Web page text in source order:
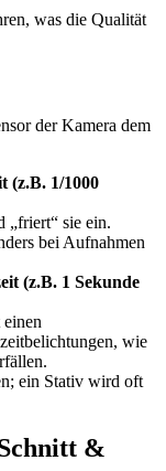
was die Qualität
der Kamera dem
(z.B. 1/1000
„friert“ sie ein.
bei Aufnahmen
(z.B. 1 Sekunde
wie
ein Stativ wird oft
&